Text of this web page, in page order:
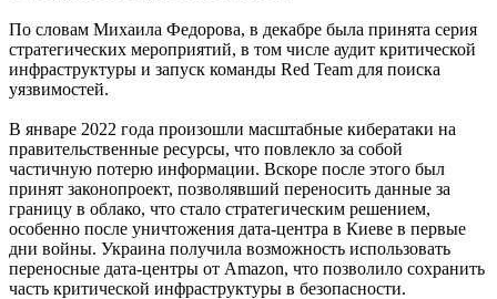
По словам Михаила Федорова, в декабре была принята серия
стратегических мероприятий, в том числе аудит критической
инфраструктуры и запуск команды Red Team для поиска
уязвимостей.
В январе 2022 года произошли масштабные кибератаки на
правительственные ресурсы, что повлекло за собой
частичную потерю информации. Вскоре после этого был
принят законопроект, позволявший переносить данные за
границу в облако, что стало стратегическим решением,
особенно после уничтожения дата-центра в Киеве в первые
дни войны. Украина получила возможность использовать
переносные дата-центры от Amazon, что позволило сохранить
часть критической инфраструктуры в безопасности.